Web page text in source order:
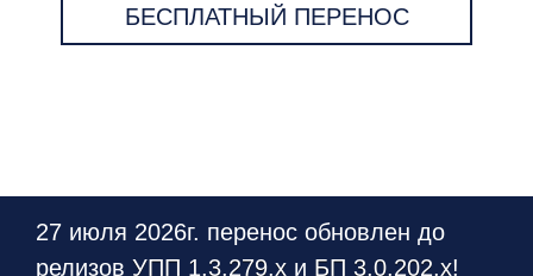
БЕСПЛАТНЫЙ ПЕРЕНОС
27 июля 2026г. перенос обновлен до
релизов УПП 1.3.279.х и БП 3.0.202.х!